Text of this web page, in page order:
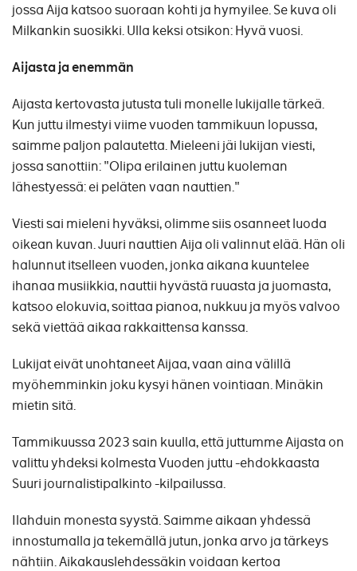
jossa Aija katsoo suoraan kohti ja hymyilee. Se kuva oli
Milkankin suosikki. Ulla keksi otsikon: Hyvä vuosi.
Aijasta ja enemmän
Aijasta kertovasta jutusta tuli monelle lukijalle tärkeä.
Kun juttu ilmestyi viime vuoden tammikuun lopussa,
saimme paljon palautetta. Mieleeni jäi lukijan viesti,
jossa sanottiin: "Olipa erilainen juttu kuoleman
lähestyessä: ei peläten vaan nauttien."
Viesti sai mieleni hyväksi, olimme siis osanneet luoda
oikean kuvan. Juuri nauttien Aija oli valinnut elää. Hän oli
halunnut itselleen vuoden, jonka aikana kuuntelee
ihanaa musiikkia, nauttii hyvästä ruuasta ja juomasta,
katsoo elokuvia, soittaa pianoa, nukkuu ja myös valvoo
sekä viettää aikaa rakkaittensa kanssa.
Lukijat eivät unohtaneet Aijaa, vaan aina välillä
myöhemminkin joku kysyi hänen vointiaan. Minäkin
mietin sitä.
Tammikuussa 2023 sain kuulla, että juttumme Aijasta on
valittu yhdeksi kolmesta Vuoden juttu -ehdokkaasta
Suuri journalistipalkinto -kilpailussa.
Ilahduin monesta syystä. Saimme aikaan yhdessä
innostumalla ja tekemällä jutun, jonka arvo ja tärkeys
nähtiin. Aikakauslehdessäkin voidaan kertoa